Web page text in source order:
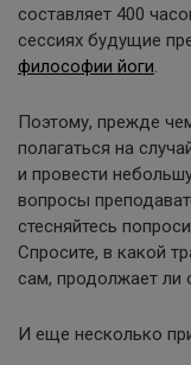
составляет 400
сессиях будущие
философии йоги.
Поэтому, прежде
полагаться на
и провести
вопросы
стесняйтесь
Спросите, в какой
сам, продолжает ли
И еще несколько